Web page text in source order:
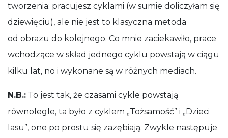
tworzenia: pracujesz cyklami (w sumie doliczyłam się
dziewięciu), ale nie jest to klasyczna metoda
od obrazu do kolejnego. Co mnie zaciekawiło, prace
wchodzące w skład jednego cyklu powstają w ciągu
kilku lat, no i wykonane są w różnych mediach.
N.B.: To jest tak, że czasami cykle powstają
równolegle, ta było z cyklem „Tożsamość” i „Dzieci
lasu”, one po prostu się zazębiają. Zwykle następuje